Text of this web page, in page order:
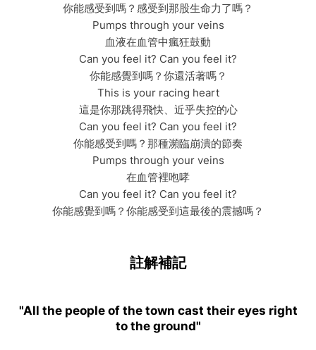
你能感受到嗎？感受到那股生命力了嗎？
Pumps through your veins
血液在血管中瘋狂鼓動
Can you feel it? Can you feel it?
你能感覺到嗎？你還活著嗎？
This is your racing heart
這是你那跳得飛快、近乎失控的心
Can you feel it? Can you feel it?
你能感受到嗎？那種瀕臨崩潰的節奏
Pumps through your veins
在血管裡咆哮
Can you feel it? Can you feel it?
你能感覺到嗎？你能感受到這最後的震撼嗎？
註解補記
"All the people of the town cast their eyes right
to the ground"